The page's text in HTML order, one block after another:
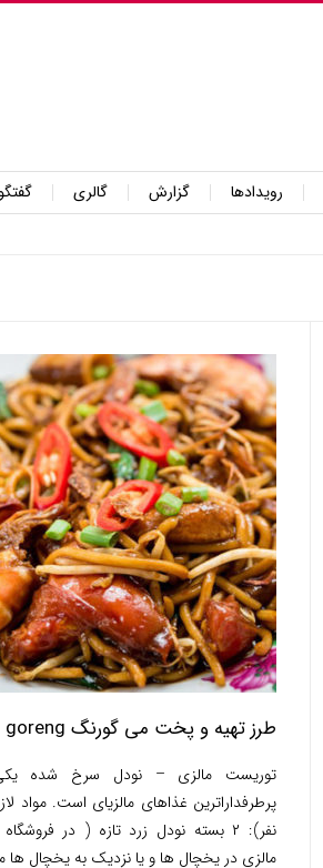
رویدادها گزارش گالری
طرز تهیه و پخت می گورنگ mi goreng
توریست مالزی – نودل سرخ شده
نفر): ۲ بسته نودل زرد تازه ( در
مالزی در یخچال ها و یا نزدیک به یخچال